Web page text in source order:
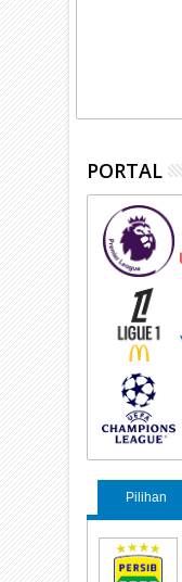
PORTAL
Pilihan